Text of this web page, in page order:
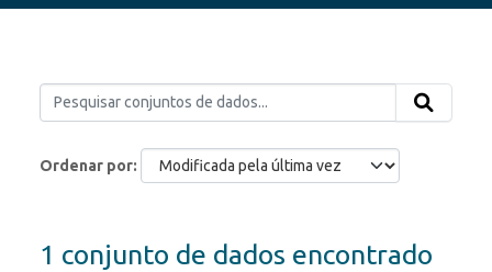
Ordenar por
1 conjunto de dados encontrado